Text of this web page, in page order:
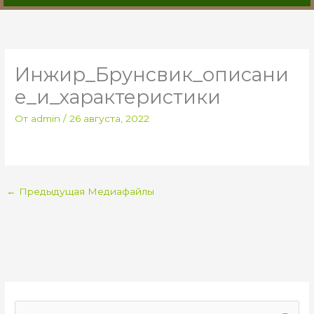
Инжир_Брунсвик_описани
е_и_характеристики
От admin/26 августа, 2022
← Предыдущая Медиафайлы